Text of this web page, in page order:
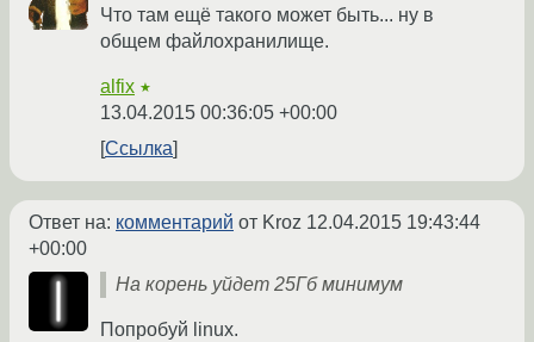
Что там ещё такого может быть... ну в
общем файлохранилище.
alfix ★
13.04.2015 00:36:05 +00:00
Ссылка
Ответ на: комментарий от Kroz 12.04.2015 19:43:44
+00:00
На корень уйдет 25Гб минимум
Попробуй linux.